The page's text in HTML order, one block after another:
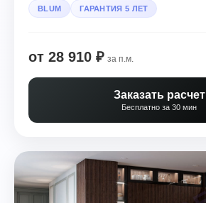
BLUM ГАРАНТИЯ 5 ЛЕТ
от 28 910 ₽ за п.м.
Заказать расчет
Бесплатно за 30 мин